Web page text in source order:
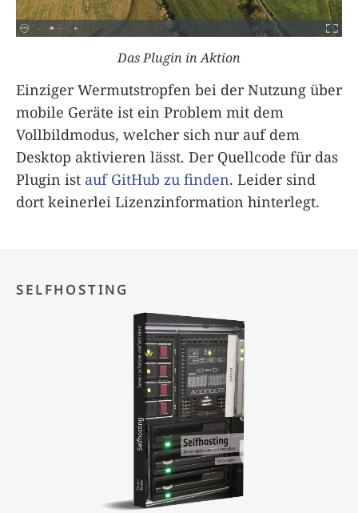
Das Plugin in Aktion
Einziger Wermutstropfen bei der Nutzung über
mobile Geräte ist ein Problem mit dem
Vollbildmodus, welcher sich nur auf dem
Desktop aktivieren lässt. Der Quellcode für das
Plugin ist auf GitHub zu finden. Leider sind
dort keinerlei Lizenzinformation hinterlegt.
SELFHOSTING